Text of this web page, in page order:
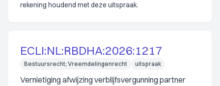
rekening houdend met deze uitspraak.
ECLI:NL:RBDHA:2026:1217
Bestuursrecht; Vreemdelingenrecht uitspraak
Vernietiging afwijzing verblijfsvergunning partner